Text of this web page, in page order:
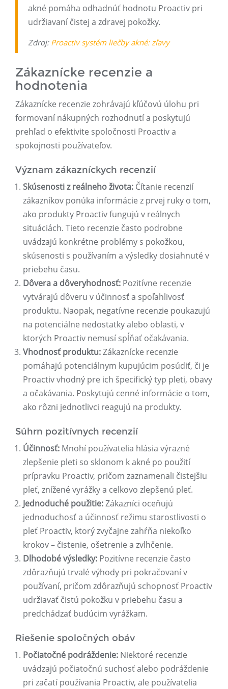
akné pomáha odhadnúť hodnotu Proactiv pri
udržiavaní čistej a zdravej pokožky.
Zdroj: Proactiv systém liečby akné: zľavy
Zákaznícke recenzie a
hodnotenia
Zákaznícke recenzie zohrávajú kľúčovú úlohu pri
formovaní nákupných rozhodnutí a poskytujú
prehľad o efektivite spoločnosti Proactiv a
spokojnosti používateľov.
Význam zákazníckych recenzií
Skúsenosti z reálneho života: Čítanie recenzií
zákazníkov ponúka informácie z prvej ruky o tom,
ako produkty Proactiv fungujú v reálnych
situáciách. Tieto recenzie často podrobne
uvádzajú konkrétne problémy s pokožkou,
skúsenosti s používaním a výsledky dosiahnuté v
priebehu času.
Dôvera a dôveryhodnosť: Pozitívne recenzie
vytvárajú dôveru v účinnosť a spoľahlivosť
produktu. Naopak, negatívne recenzie poukazujú
na potenciálne nedostatky alebo oblasti, v
ktorých Proactiv nemusí spĺňať očakávania.
Vhodnosť produktu:Zákaznícke recenzie
pomáhajú potenciálnym kupujúcim posúdiť, či je
Proactiv vhodný pre ich špecifický typ pleti, obavy
a očakávania. Poskytujú cenné informácie o tom,
ako rôzni jednotlivci reagujú na produkty.
Súhrn pozitívnych recenzií
Účinnosť: Mnohí používatelia hlásia výrazné
zlepšenie pleti so sklonom k ​​akné po použití
prípravku Proactiv, pričom zaznamenali čistejšiu
pleť, znížené vyrážky a celkovo zlepšenú pleť.
Jednoduché použitie:Zákazníci oceňujú
jednoduchosť a účinnosť režimu starostlivosti o
pleť Proactiv, ktorý zvyčajne zahŕňa niekoľko
krokov – čistenie, ošetrenie a zvlhčenie.
Dlhodobé výsledky: Pozitívne recenzie často
zdôrazňujú trvalé výhody pri pokračovaní v
používaní, pričom zdôrazňujú schopnosť Proactiv
udržiavať čistú pokožku v priebehu času a
predchádzať budúcim vyrážkam.
Riešenie spoločných obáv
Počiatočné podráždenie: Niektoré recenzie
uvádzajú počiatočnú suchosť alebo podráždenie
pri začatí používania Proactiv, ale používatelia